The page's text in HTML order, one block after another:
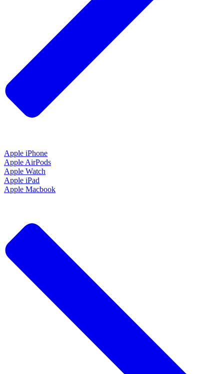
Apple iPhone
Apple AirPods
Apple Watch
Apple iPad
Apple Macbook